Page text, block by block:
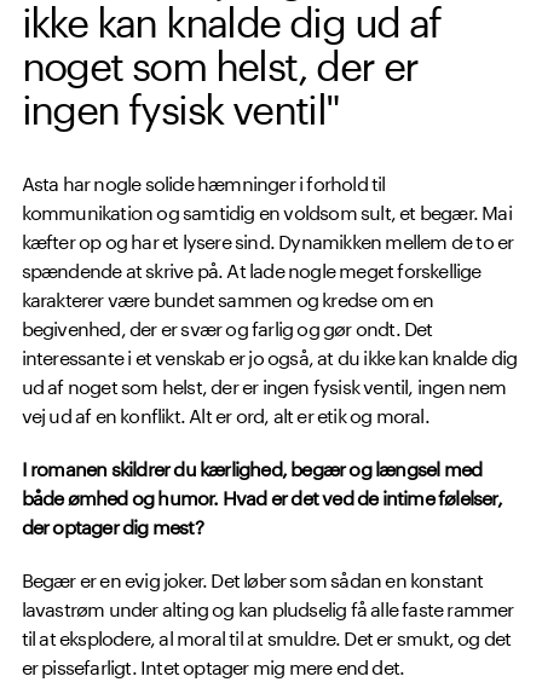
ikke kan knalde dig ud af
noget som helst, der er
ingen fysisk ventil"
Asta har nogle solide hæmninger i forhold til
kommunikation og samtidig en voldsom sult, et begær. Mai
kæfter op og har et lysere sind. Dynamikken mellem de to er
spændende at skrive på. At lade nogle meget forskellige
karakterer være bundet sammen og kredse om en
begivenhed, der er svær og farlig og gør ondt. Det
interessante i et venskab er jo også, at du ikke kan knalde dig
ud af noget som helst, der er ingen fysisk ventil, ingen nem
vej ud af en konflikt. Alt er ord, alt er etik og moral.
I romanen skildrer du kærlighed, begær og længsel med
både ømhed og humor. Hvad er det ved de intime følelser,
der optager dig mest?
Begær er en evig joker. Det løber som sådan en konstant
lavastrøm under alting og kan pludselig få alle faste rammer
til at eksplodere, al moral til at smuldre. Det er smukt, og det
er pissefarligt. Intet optager mig mere end det.